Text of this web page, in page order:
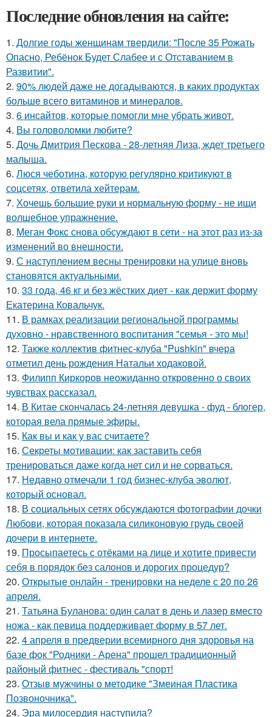
Последние обновления на сайте:
1. Долгие годы женщинам твердили: "После 35 Рожать
Опасно, Ребёнок Будет Слабее и с Отставанием в
Развитии".
2. 90% людей даже не догадываются, в каких продуктах
больше всего витаминов и минералов.
3. 6 инсайтов, которые помогли мне убрать живот.
4. Вы головоломки любите?
5. Дочь Дмитрия Пескова - 28-летняя Лиза, ждет третьего
малыша.
6. Люся чеботина, которую регулярно критикуют в
соцсетях, ответила хейтерам.
7. Хочешь большие руки и нормальную форму - не ищи
волшебное упражнение.
8. Меган Фокс снова обсуждают в сети - на этот раз из-за
изменений во внешности.
9. С наступлением весны тренировки на улице вновь
становятся актуальными.
10. 33 года, 46 кг и без жёстких диет - как держит форму
Екатерина Ковальчук.
11. В рамках реализации региональной программы
духовно - нравственного воспитания "семья - это мы!
12. Также коллектив фитнес-клуба "Pushkin" вчера
отметил день рождения Натальи ходаковой.
13. Филипп Киркоров неожиданно откровенно о своих
чувствах рассказал.
14. В Китае скончалась 24-летняя девушка - фуд - блогер,
которая вела прямые эфиры.
15. Как вы и как у вас считаете?
16. Секреты мотивации: как заставить себя
тренироваться даже когда нет сил и не сорваться.
17. Недавно отмечали 1 год бизнес-клуба эволют,
который основал.
18. В социальных сетях обсуждаются фотографии дочки
Любови, которая показала силиконовую грудь своей
дочери в интернете.
19. Просыпаетесь с отёками на лице и хотите привести
себя в порядок без салонов и дорогих процедур?
20. Открытые онлайн - тренировки на неделе с 20 по 26
апреля.
21. Татьяна Буланова: один салат в день и лазер вместо
ножа - как певица поддерживает форму в 57 лет.
22. 4 апреля в предверии всемирного дня здоровья на
базе фок "Родники - Арена" прошел традиционный
районый фитнес - фестиваль "спорт!
23. Отзыв мужчины о методике "Змеиная Пластика
Позвоночника".
24. Эра милосердия наступила?